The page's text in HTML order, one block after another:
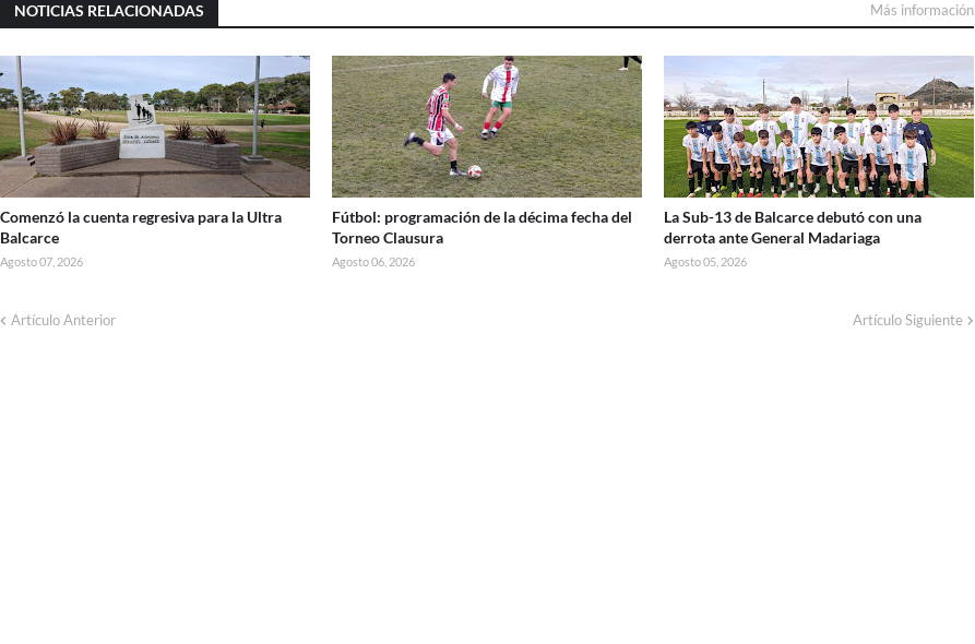
NOTICIAS RELACIONADAS Más información
Comenzó la cuenta regresiva para la Ultra
Balcarce
Agosto 07, 2026
Fútbol: programación de la décima fecha del
Torneo Clausura
Agosto 06, 2026
La Sub-13 de Balcarce debutó con una
derrota ante General Madariaga
Agosto 05, 2026
Artículo Anterior Artículo Siguiente